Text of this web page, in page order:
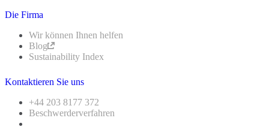
Die Firma
Wir können Ihnen helfen
Blog
Sustainability Index
Kontaktieren Sie uns
+44 203 8177 372
Beschwerderverfahren